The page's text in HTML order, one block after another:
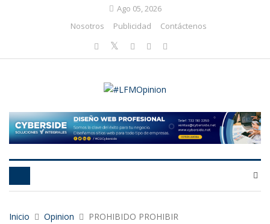
Ago 05, 2026
Nosotros
Publicidad Contáctenos
Inicio Opinion PROHIBIDO PROHIBIR